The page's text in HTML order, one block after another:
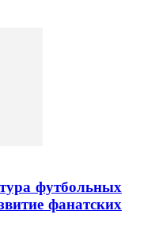
футбольных
фанатских